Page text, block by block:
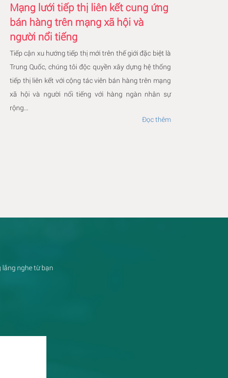
Mạng lưới tiếp thị liên kết cung ứng
bán hàng trên mạng xã hội và
người nổi tiếng
Tiếp cận xu hướng tiếp thị mới trên thế giới đặc biệt là
Trung Quốc, chúng tôi độc quyền xây dựng hệ thống
tiếp thị liên kết với cộng tác viên bán hàng trên mạng
xã hội và người nổi tiếng với hàng ngàn nhân sự
rộng...
Đọc thêm
lắng nghe từ bạn